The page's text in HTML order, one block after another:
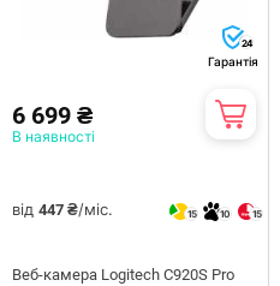
24
Гарантія
6 699 ₴
В наявності
від 447 ₴/міс. 15 10 15
Веб-камера Logitech C920S Pro